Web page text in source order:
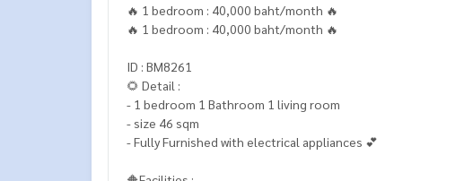
🔥 1 bedroom : 40,000 baht/month 🔥
🔥 1 bedroom : 40,000 baht/month 🔥
ID : BM8261
🌻 Detail :
- 1 bedroom 1 Bathroom 1 living room
- size 46 sqm
- Fully Furnished with electrical appliances 💕